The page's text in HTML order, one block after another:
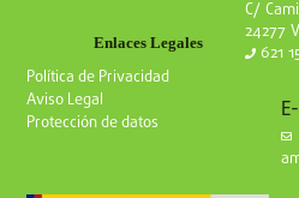
Enlaces Legales
Política de Privacidad
Aviso Legal
Protección de datos
C/
24277
621